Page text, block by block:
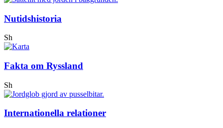
Nutidshistoria
Sh
Fakta om Ryssland
Sh
Internationella relationer